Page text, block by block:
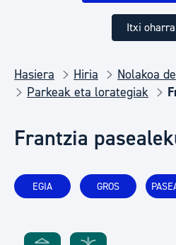
Itxi
Hasiera Hiria
Nolakoa
Parkeak eta lorategiak
Frantzia
EGIA GROS